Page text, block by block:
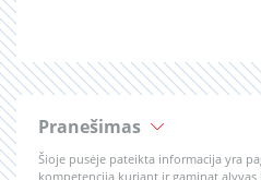
Pranešimas
Šioje pusėje pateikta informacija yra
kompetencija kuriant ir gaminat